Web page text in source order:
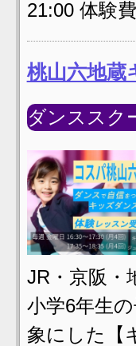
21:00 体験
桃山六地蔵
ダンススク
JR・京阪・
小学6年生
象にした【